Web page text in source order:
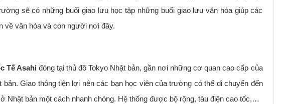
sẽ có những buổi giao lưu học tập những buổi giao lưu văn hóa giúp các
về văn hóa và con người nơi đây.
Tế Asahi đóng tại thủ đô Tokyo Nhật bản, gần nơi những cơ quan cao cấp của
bản. Giao thông tiện lợi nên các bạn học viên của trường có thể di chuyển đến
Nhật bản một cách nhanh chóng. Hệ thống được bộ rộng, tàu điện cao tốc,…